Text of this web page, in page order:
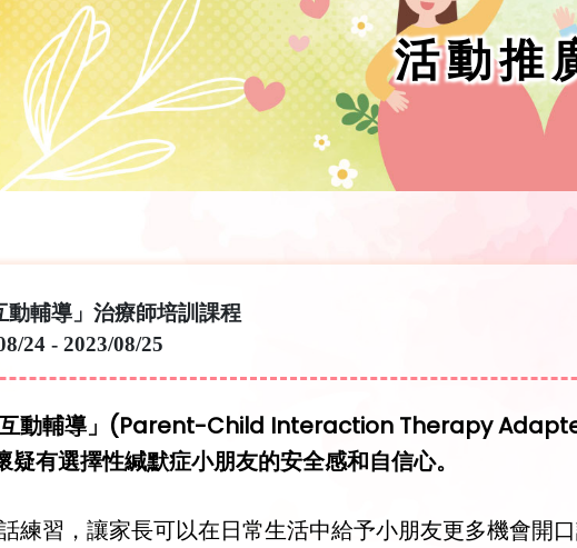
活動推
動輔導」治療師培訓課程
24 - 2023/08/25
互動輔導」(Parent-Child Interaction Therapy
有選擇性緘默症小朋友的安全感和自信心。
練習，讓家長可以在日常生活中給予小朋友更多機會開口